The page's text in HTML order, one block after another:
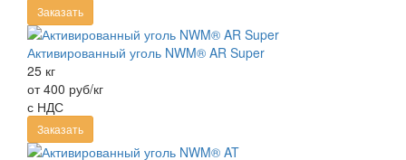
Заказать
Активированный уголь NWM® AR Super
25 кг
от 400 руб/кг
с НДС
Заказать